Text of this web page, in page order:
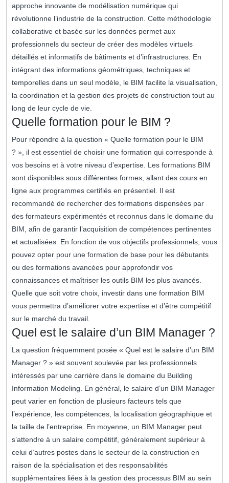
approche innovante de modélisation numérique qui
révolutionne l’industrie de la construction. Cette méthodologie
collaborative et basée sur les données permet aux
professionnels du secteur de créer des modèles virtuels
détaillés et informatifs de bâtiments et d’infrastructures. En
intégrant des informations géométriques, techniques et
temporelles dans un seul modèle, le BIM facilite la visualisation,
la coordination et la gestion des projets de construction tout au
long de leur cycle de vie.
Quelle formation pour le BIM ?
Pour répondre à la question « Quelle formation pour le BIM
? », il est essentiel de choisir une formation qui corresponde à
vos besoins et à votre niveau d’expertise. Les formations BIM
sont disponibles sous différentes formes, allant des cours en
ligne aux programmes certifiés en présentiel. Il est
recommandé de rechercher des formations dispensées par
des formateurs expérimentés et reconnus dans le domaine du
BIM, afin de garantir l’acquisition de compétences pertinentes
et actualisées. En fonction de vos objectifs professionnels, vous
pouvez opter pour une formation de base pour les débutants
ou des formations avancées pour approfondir vos
connaissances et maîtriser les outils BIM les plus avancés.
Quelle que soit votre choix, investir dans une formation BIM
vous permettra d’améliorer votre expertise et d’être compétitif
sur le marché du travail.
Quel est le salaire d’un BIM Manager ?
La question fréquemment posée « Quel est le salaire d’un BIM
Manager ? » est souvent soulevée par les professionnels
intéressés par une carrière dans le domaine du Building
Information Modeling. En général, le salaire d’un BIM Manager
peut varier en fonction de plusieurs facteurs tels que
l’expérience, les compétences, la localisation géographique et
la taille de l’entreprise. En moyenne, un BIM Manager peut
s’attendre à un salaire compétitif, généralement supérieur à
celui d’autres postes dans le secteur de la construction en
raison de la spécialisation et des responsabilités
supplémentaires liées à la gestion des processus BIM au sein